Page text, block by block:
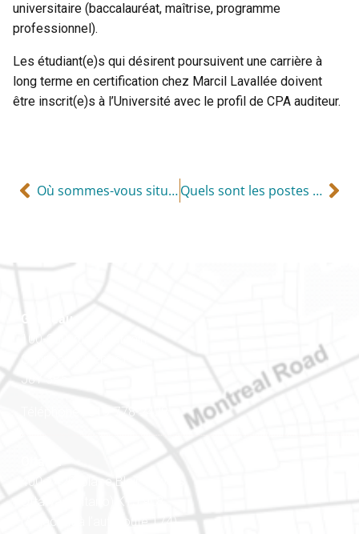
universitaire (baccalauréat, maîtrise, programme
professionnel).
Les étudiant(e)s qui désirent poursuivent une carrière à
long terme en certification chez Marcil Lavallée doivent
être inscrit(e)s à l’Université avec le profil de CPA auditeur.
Où sommes-vous situés? Quels sont les postes disponibles chez Marcil Lavallée?
Gatineau
100-200, rue Montcalm
Gatineau (Québec)
J8Y 3B5
Téléphone : 819-778-2428
400-1420, place Blair Towers
Ottawa (Ontario) K1J 9L8
(Adjacent à l’autoroute 174)